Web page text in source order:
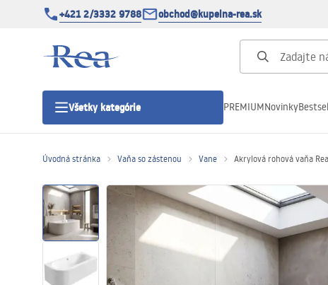
+421 2/3332 9788 obchod@kupelna-rea.sk
Všetky kategórie
Sprchové dvere
Sprchové vaničky
PREMIUMNovinky
Úvodná stránka Vaňa so zástenou Vane Akrylová rohová vaňa